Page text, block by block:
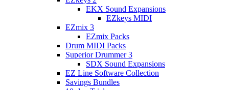
EKX Sound Expansions
EZkeys MIDI
EZmix 3
EZmix Packs
Drum MIDI Packs
Superior Drummer 3
SDX Sound Expansions
EZ Line Software Collection
Savings Bundles